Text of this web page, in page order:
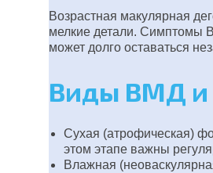
Возрастная макулярная
мелкие детали. Симптомы
может долго оставаться
Виды ВМД и
Сухая (атрофическая)
этом этапе важны
Влажная